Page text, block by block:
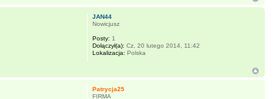
JAN44
Nowicjusz
Posty: 1
Dołączył(a): Cz, 20 lutego 2014, 11:42
Lokalizacja: Polska
Patrycja25
FIRMA